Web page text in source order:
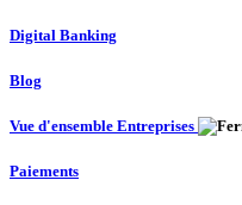
Digital Banking
Blog
Vue d'ensemble Entreprises
Paiements